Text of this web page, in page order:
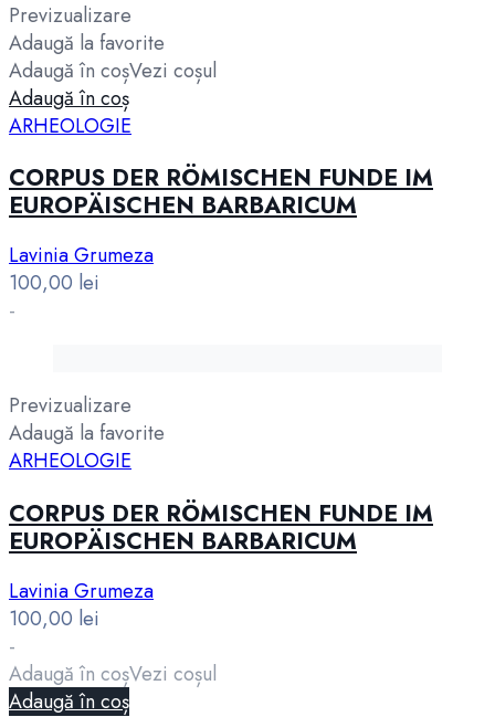
Previzualizare
Adaugă la favorite
Adaugă în coșVezi coșul
Adaugă în coș
ARHEOLOGIE
CORPUS DER RÖMISCHEN FUNDE IM
EUROPÄISCHEN BARBARICUM
Lavinia Grumeza
100,00 lei
-
Previzualizare
Adaugă la favorite
ARHEOLOGIE
CORPUS DER RÖMISCHEN FUNDE IM
EUROPÄISCHEN BARBARICUM
Lavinia Grumeza
100,00 lei
-
Adaugă în coșVezi coșul
Adaugă în coș